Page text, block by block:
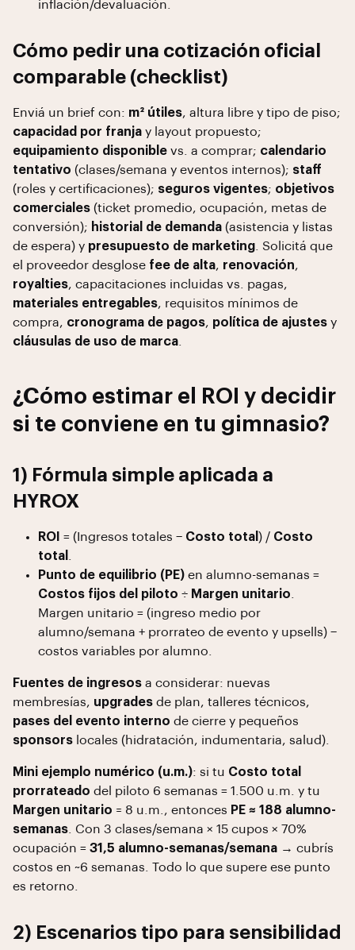
inflación/devaluación.
Cómo pedir una cotización oficial
comparable (checklist)
Enviá un brief con: m² útiles, altura libre y tipo de piso;
capacidad por franja y layout propuesto;
equipamiento disponible vs. a comprar; calendario
tentativo (clases/semana y eventos internos); staff
(roles y certificaciones); seguros vigentes; objetivos
comerciales (ticket promedio, ocupación, metas de
conversión); historial de demanda (asistencia y listas
de espera) y presupuesto de marketing . Solicitá que
el proveedor desglose fee de alta, renovación,
royalties, capacitaciones incluidas vs. pagas,
materiales entregables, requisitos mínimos de
compra, cronograma de pagos, política de ajustes y
cláusulas de uso de marca
¿Cómo estimar el ROI y decidir
si te conviene en tu gimnasio?
1) Fórmula simple aplicada a
HYROX
ROI = (Ingresos totales − Costo total ) / Costo
total
Punto de equilibrio (PE) en alumno-semanas =
Costos fijos del piloto ÷ Margen unitario
Margen unitario = (ingreso medio por
alumno/semana + prorrateo de evento y upsells) −
costos variables por alumno.
Fuentes de ingresos a considerar: nuevas
membresías, upgrades de plan, talleres técnicos,
pases del evento interno de cierre y pequeños
sponsors locales (hidratación, indumentaria, salud).
Mini ejemplo numérico (u.m.): si tu Costo total
prorrateado del piloto 6 semanas = 1.500 u.m. y tu
Margen unitario ≈ 8 u.m., entonces PE ≈ 188 alumno-
semanas . Con 3 clases/semana × 15 cupos × 70%
ocupación = 31,5 alumno-semanas/semana → cubrís
costos en ~6 semanas. Todo lo que supere ese punto
es retorno.
2) Escenarios tipo para sensibilidad